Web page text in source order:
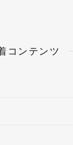
コンテンツ